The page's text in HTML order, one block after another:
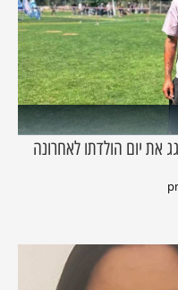
את יום הולדתו לאחרונה